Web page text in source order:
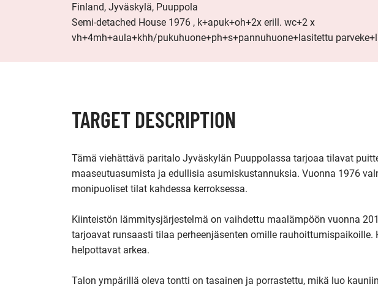
Finland, Jyväskylä, Puuppola
Semi-detached House 1976 , k+apuk+oh+2x erill. wc+2 x
vh+4mh+aula+khh/pukuhuone+ph+s+pannuhuone+lasitettu
TARGET DESCRIPTION
Tämä viehättävä paritalo Jyväskylän Puuppolassa tarjoaa tilavat
maaseutuasumista ja edullisia asumiskustannuksia. Vuonna 1976
monipuoliset tilat kahdessa kerroksessa.
Kiinteistön lämmitysjärjestelmä on vaihdettu maalämpöön vuonna
tarjoavat runsaasti tilaa perheenjäsenten omille
helpottavat arkea.
Talon ympärillä oleva tontti on tasainen ja porrastettu, mikä luo